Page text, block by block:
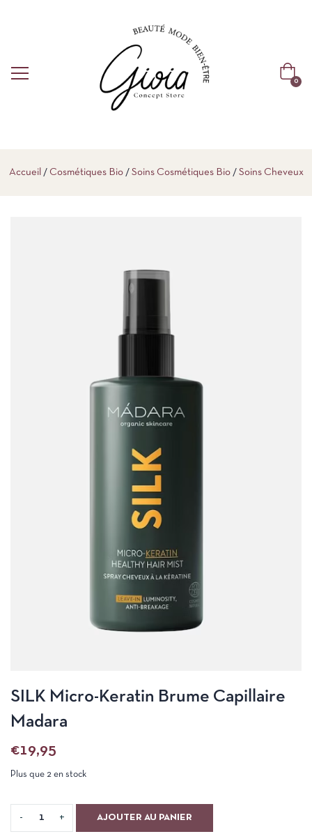
0
Accueil Cosmétiques Bio Soins Cosmétiques Bio Soins Cheveux
SILK Micro-Keratin Brume Capillaire
Madara
€19,95
Plus que 2 en stock
AJOUTER AU PANIER